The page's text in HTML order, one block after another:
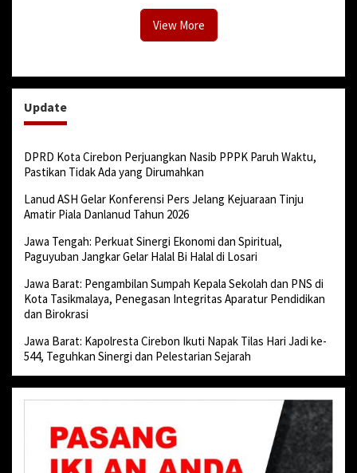
View More
Update
DPRD Kota Cirebon Perjuangkan Nasib PPPK Paruh Waktu,
Pastikan Tidak Ada yang Dirumahkan
Lanud ASH Gelar Konferensi Pers Jelang Kejuaraan Tinju
Amatir Piala Danlanud Tahun 2026
Jawa Tengah: Perkuat Sinergi Ekonomi dan Spiritual,
Paguyuban Jangkar Gelar Halal Bi Halal di Losari
Jawa Barat: Pengambilan Sumpah Kepala Sekolah dan PNS di
Kota Tasikmalaya, Penegasan Integritas Aparatur Pendidikan
dan Birokrasi
Jawa Barat: Kapolresta Cirebon Ikuti Napak Tilas Hari Jadi ke-
544, Teguhkan Sinergi dan Pelestarian Sejarah